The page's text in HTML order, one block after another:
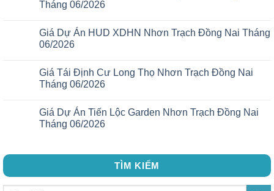
Tháng 06/2026
Giá Dự Án HUD XDHN Nhơn Trạch Đồng Nai Tháng
06/2026
Giá Tái Định Cư Long Thọ Nhơn Trạch Đồng Nai
Tháng 06/2026
Giá Dự Án Tiến Lộc Garden Nhơn Trạch Đồng Nai
Tháng 06/2026
TÌM KIẾM